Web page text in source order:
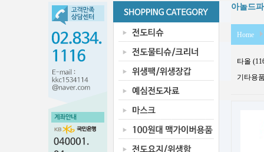
아놀드
Home
타올
기타용